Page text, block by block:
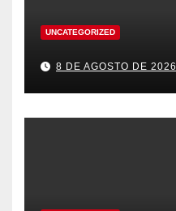
UNCATEGORIZED
8 DE AGOSTO DE 2026